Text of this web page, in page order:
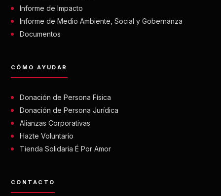
Informe de Impacto
Informe de Medio Ambiente, Social y Gobernanza
Documentos
CÓMO AYUDAR
Donación de Persona Física
Donación de Persona Jurídica
Alianzas Corporativas
Hazte Voluntario
Tienda Solidaria É Por Amor
CONTACTO